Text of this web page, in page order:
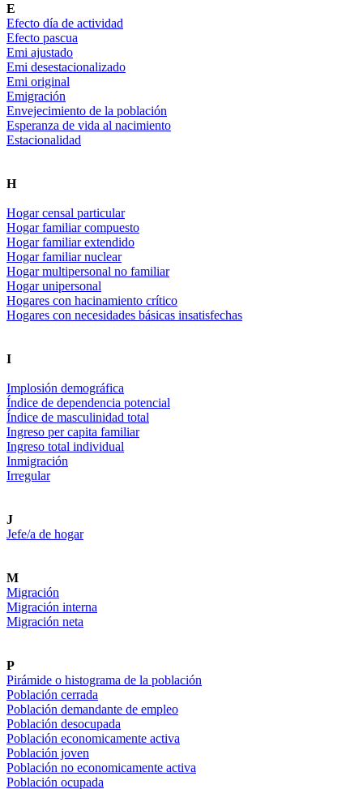
E
Efecto día de actividad
Efecto pascua
Emi ajustado
Emi desestacionalizado
Emi original
Emigración
Envejecimiento de la población
Esperanza de vida al nacimiento
Estacionalidad
H
Hogar censal particular
Hogar familiar compuesto
Hogar familiar extendido
Hogar familiar nuclear
Hogar multipersonal no familiar
Hogar unipersonal
Hogares con hacinamiento crítico
Hogares con necesidades básicas insatisfechas
I
Implosión demográfica
Índice de dependencia potencial
Índice de masculinidad total
Ingreso per capita familiar
Ingreso total individual
Inmigración
Irregular
J
Jefe/a de hogar
M
Migración
Migración interna
Migración neta
P
Pirámide o histograma de la población
Población cerrada
Población demandante de empleo
Población desocupada
Población economicamente activa
Población joven
Población no economicamente activa
Población ocupada